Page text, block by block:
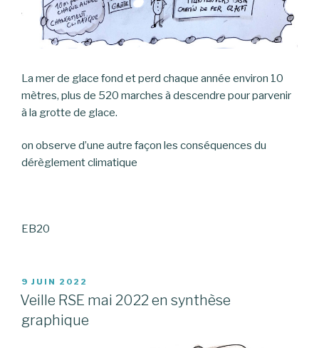
La mer de glace fond et perd chaque année environ 10
mètres, plus de 520 marches à descendre pour parvenir
à la grotte de glace.
on observe d’une autre façon les conséquences du
dérèglement climatique
EB20
PUBLIÉ
LE
9 JUIN 2022
Veille RSE mai 2022 en synthèse
graphique